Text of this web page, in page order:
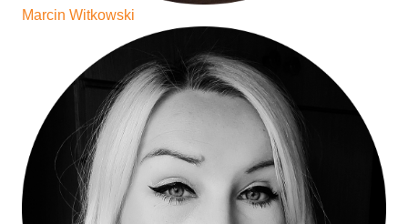
Marcin Witkowski